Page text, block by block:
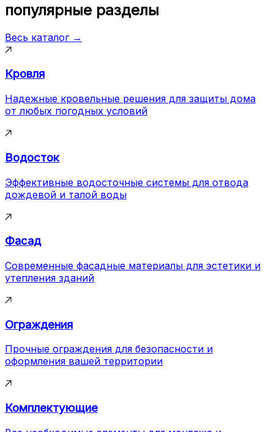
популярные разделы
Весь каталог →
Кровля
Надежные кровельные решения для защиты дома
от любых погодных условий
Водосток
Эффективные водосточные системы для отвода
дождевой и талой воды
Фасад
Современные фасадные материалы для эстетики и
утепления зданий
Ограждения
Прочные ограждения для безопасности и
оформления вашей территории
Комплектующие